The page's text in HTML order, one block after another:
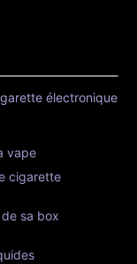
électronique
vape
cigarette
sa box